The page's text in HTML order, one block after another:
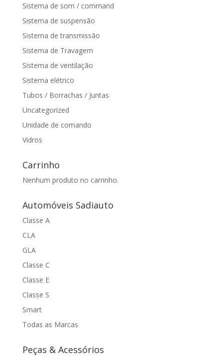
Sistema de som / command
Sistema de suspensão
Sistema de transmissão
Sistema de Travagem
Sistema de ventilação
Sistema elétrico
Tubos / Borrachas / Juntas
Uncategorized
Unidade de comando
Vidros
Carrinho
Nenhum produto no carrinho.
Automóveis Sadiauto
Classe A
CLA
GLA
Classe C
Classe E
Classe S
Smart
Todas as Marcas
Peças & Acessórios